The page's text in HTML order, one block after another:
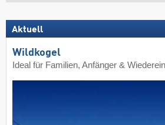
Aktuell
Wildkogel
Ideal für Familien, Anfänger &